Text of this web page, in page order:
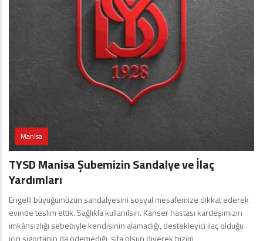
Manisa
TYSD Manisa Şubemizin Sandalye ve İlaç
Yardımları
Engelli büyüğümüzün sandalyesini sosyal mesafemize dikkat ederek
evinde teslim ettik. Sağlıkla kullanılsın. Kanser hastası kardeşimizin
imkânsızlığı sebebiyle kendisinin alamadığı, destekleyici ilaç olduğu
için sigortanın da ödemediği, şifa olsun diyerek bizim